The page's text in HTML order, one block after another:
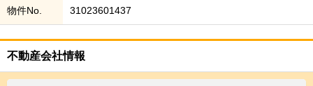
物件No. 31023601437
不動産会社情報